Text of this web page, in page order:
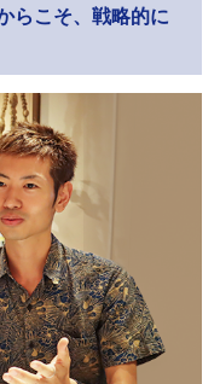
らこそ、戦略的に